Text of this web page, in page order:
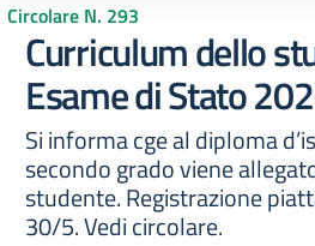
Circolare N. 293
Curriculum dello
Esame di Stato
Si informa cge al diploma
secondo grado viene
studente. Registrazione
30/5. Vedi circolare.